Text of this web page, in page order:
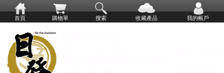
首頁 購物單 搜索 收藏產品 我的帳戶